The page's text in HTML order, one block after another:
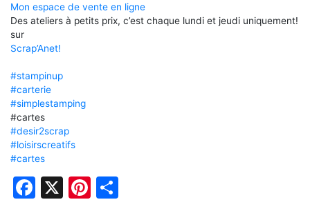
Mon espace de vente en ligne
Des ateliers à petits prix, c’est chaque lundi et jeudi uniquement!
sur
Scrap’Anet!
#stampinup
#carterie
#simplestamping
#cartes
#desir2scrap
#loisirscreatifs
#cartes
Facebook
X Pinterest